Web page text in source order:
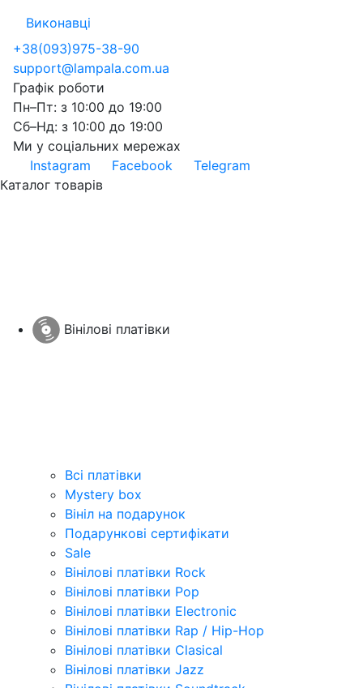
Виконавці
+38(093)975-38-90
support@lampala.com.ua
Графік роботи
Пн–Пт: з 10:00 до 19:00
Сб–Нд: з 10:00 до 19:00
Ми у соціальних мережах
Instagram
Facebook
Telegram
Каталог товарів
Вінілові платівки
Всі платівки
Mystery box
Вініл на подарунок
Подарункові сертифікати
Sale
Вінілові платівки Rock
Вінілові платівки Pop
Вінілові платівки Electronic
Вінілові платівки Rap / Hip-Hop
Вінілові платівки Clasical
Вінілові платівки Jazz